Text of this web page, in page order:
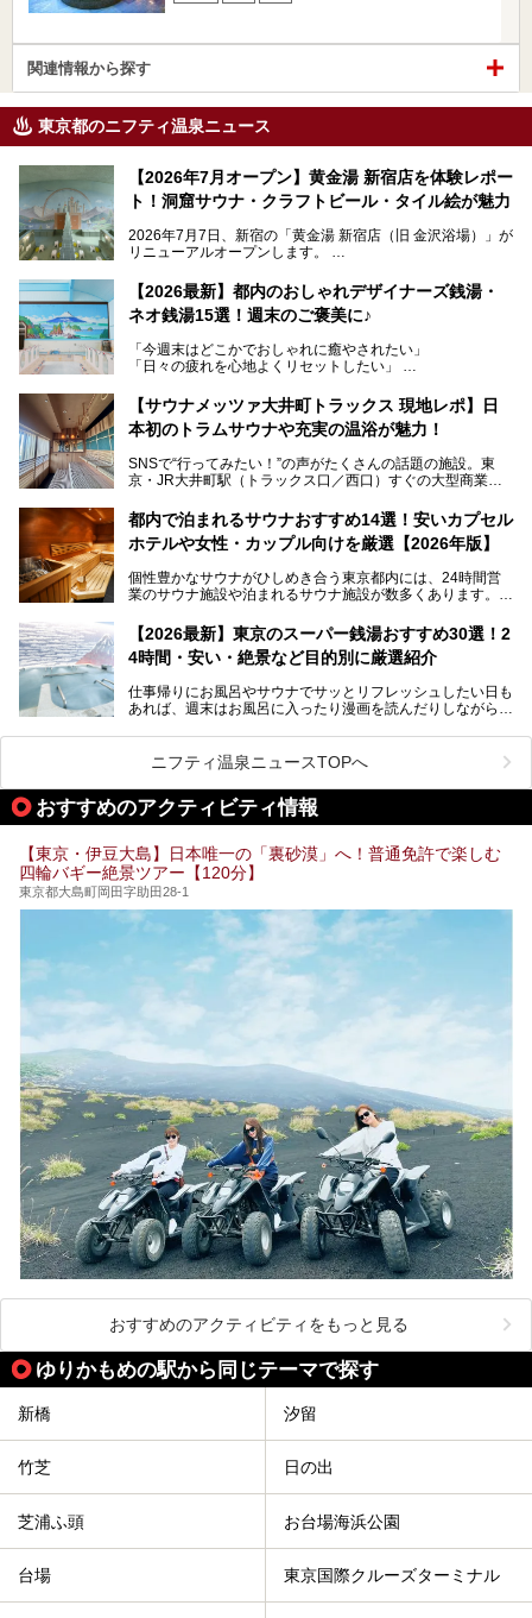
関連情報から探す
東京都のニフティ温泉ニュース
【2026年7月オープン】黄金湯 新宿店を体験レポー
ト！洞窟サウナ・クラフトビール・タイル絵が魅力
2026年7月7日、新宿の「黄金湯 新宿店（旧 金沢浴場）」が
リニューアルオープンします。
レトロでノスタルジックなタイル絵はそのまま、昔からここ
を知る地元の人にも、新しく足を運んでくれる人にも愛され
る、今の時代の"銭湯"として生まれ変わりました。洞窟のよ
ビアバーなど、新しく登場したスポットも併せて紹介しま
す。充実した設備があるのに、基本の入浴料が銭湯価格の5
【2026最新】都内のおしゃれデザイナーズ銭湯・
ネオ銭湯15選！週末のご褒美に♪
「今週末はどこかでおしゃれに癒やされたい」
「日々の疲れを心地よくリセットしたい」
となっている新しいスタイルの銭湯です。
最近、SNSやメディアで「デザイナーズ銭湯」や「ネオ銭
本記事では、そもそもこれらがどんな銭湯なのか、その気に
いおしゃれな名店15選を、おすすめの順番で一挙にご紹介
します。
【サウナメッツァ大井町トラックス 現地レポ】日
本初のトラムサウナや充実の温浴が魅力！
SNSで“行ってみたい！”の声がたくさんの話題の施設。東
京・JR大井町駅（トラックス口／西口）すぐの大型商業施
ツァ大井町トラックス」がニューオープン。施設の様子をレ
ポ―トします。
都内で泊まれるサウナおすすめ14選！安いカプセル
ホテルや女性・カップル向けを厳選【2026年版】
個性豊かなサウナがひしめき合う東京都内には、24時間営
業のサウナ施設や泊まれるサウナ施設が数多くあります。
を旅の目的とする「サ旅」や自分へのご褒美のための宿泊な
ど、自分の好きなタイミングで好きなだけサ活ができるのが
魅力です。
最近では、男性専用施設だけでなく、カップルや女性に嬉し
い個室サウナも増えてきました。
ら、特におすすめしたい施設14選をご紹介します。
してみてください。
【2026最新】東京のスーパー銭湯おすすめ30選！2
4時間・安い・絶景など目的別に厳選紹介
仕事帰りにお風呂やサウナでサッとリフレッシュしたい日も
あれば、週末はお風呂に入ったり漫画を読んだりしながら一
また、終電を逃してしまい、「このまま朝までゆっくりでき
る場所があれば」と探した経験がある人も多いのではないで
しょうか。
そこで本記事では、東京でおすすめのスーパー銭湯を、目的
24時間営業で宿泊できる施設や、1,000円以下で楽しめる安
い施設、デートや休日レジャーにもぴったりなエンタメ要素
が充実した施設など、利用のシーンに合わせて参考にしてく
ださい。
ニフティ温泉ニュースTOPへ
おすすめのアクティビティ情報
【東京・伊豆大島】日本唯一の「裏砂漠」へ！普通免許で楽しむ
四輪バギー絶景ツアー【120分】
東京都大島町岡田字助田28-1
おすすめのアクティビティをもっと見る
ゆりかもめの駅から同じテーマで探す
新橋 汐留
竹芝 日の出
芝浦ふ頭 お台場海浜公園
台場 東京国際クルーズターミナル